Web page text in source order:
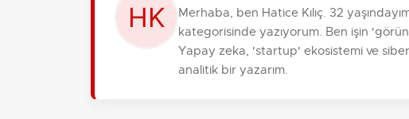
Merhaba, ben Hatice Kılıç. 32
kategorisinde yazıyorum. Ben işin
Yapay zeka, 'startup' ekosistemi ve
analitik bir yazarım.